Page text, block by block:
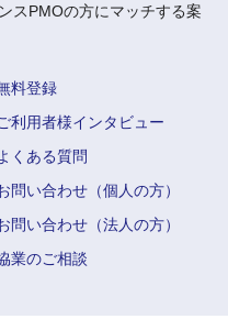
スPMOの方にマッチする案
料登録
利用者様インタビュー
くある質問
問い合わせ（個人の方）
問い合わせ（法人の方）
業のご相談